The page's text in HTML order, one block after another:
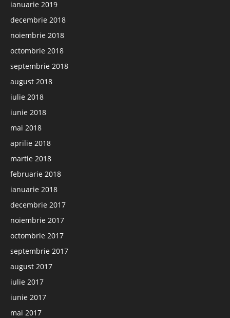
ianuarie 2019
decembrie 2018
noiembrie 2018
octombrie 2018
septembrie 2018
august 2018
iulie 2018
iunie 2018
mai 2018
aprilie 2018
martie 2018
februarie 2018
ianuarie 2018
decembrie 2017
noiembrie 2017
octombrie 2017
septembrie 2017
august 2017
iulie 2017
iunie 2017
mai 2017